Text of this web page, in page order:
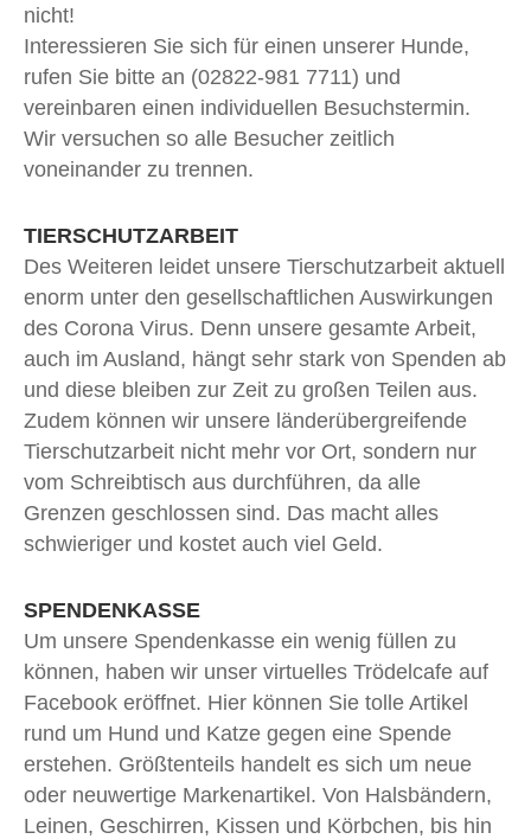
nicht!
Interessieren Sie sich für einen unserer Hunde,
rufen Sie bitte an (02822-981 7711) und
vereinbaren einen individuellen Besuchstermin.
Wir versuchen so alle Besucher zeitlich
voneinander zu trennen.
TIERSCHUTZARBEIT
Des Weiteren leidet unsere Tierschutzarbeit aktuell
enorm unter den gesellschaftlichen Auswirkungen
des Corona Virus. Denn unsere gesamte Arbeit,
auch im Ausland, hängt sehr stark von Spenden ab
und diese bleiben zur Zeit zu großen Teilen aus.
Zudem können wir unsere länderübergreifende
Tierschutzarbeit nicht mehr vor Ort, sondern nur
vom Schreibtisch aus durchführen, da alle
Grenzen geschlossen sind. Das macht alles
schwieriger und kostet auch viel Geld.
SPENDENKASSE
Um unsere Spendenkasse ein wenig füllen zu
können, haben wir unser virtuelles Trödelcafe auf
Facebook eröffnet. Hier können Sie tolle Artikel
rund um Hund und Katze gegen eine Spende
erstehen. Größtenteils handelt es sich um neue
oder neuwertige Markenartikel. Von Halsbändern,
Leinen, Geschirren, Kissen und Körbchen, bis hin